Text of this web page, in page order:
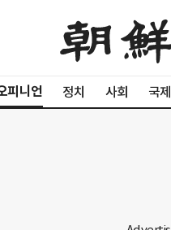
피니언 정치 사회 국제